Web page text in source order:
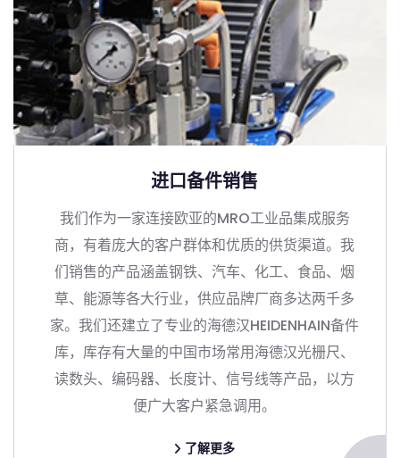
进口备件销售
我们作为一家连接欧亚的MRO工业品集成服务
商，有着庞大的客户群体和优质的供货渠道。我
们销售的产品涵盖钢铁、汽车、化工、食品、烟
草、能源等各大行业，供应品牌厂商多达两千多
家。我们还建立了专业的海德汉HEIDENHAIN备件
库，库存有大量的中国市场常用海德汉光栅尺、
读数头、编码器、长度计、信号线等产品，以方
便广大客户紧急调用。
了解更多